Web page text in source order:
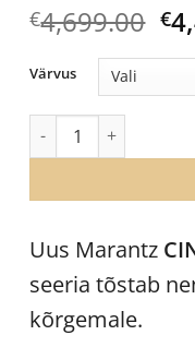
€4,699.00 €
Uus Marantz
seeria tõstab
kõrgemale.
Värvus
Marantz Cinema 30